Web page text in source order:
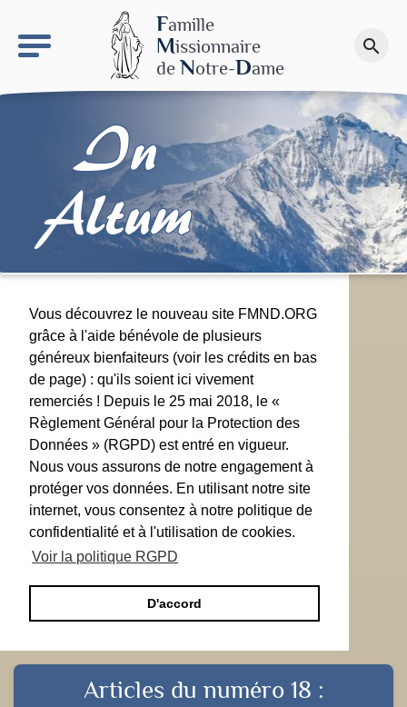
Famille
Missionnaire
de Notre-Dame
search
Faire un don
In
Altum
Vous découvrez le nouveau site FMND.ORG
grâce à l'aide bénévole de plusieurs
généreux bienfaiteurs (voir les crédits en bas
de page) : qu'ils soient ici vivement
remerciés ! Depuis le 25 mai 2018, le «
Règlement Général pour la Protection des
Données » (RGPD) est entré en vigueur.
Nous vous assurons de notre engagement à
protéger vos données. En utilisant notre site
internet, vous consentez à notre politique de
confidentialité et à l'utilisation de cookies.
Voir la politique RGPD
D'accord
Articles du numéro 18 :